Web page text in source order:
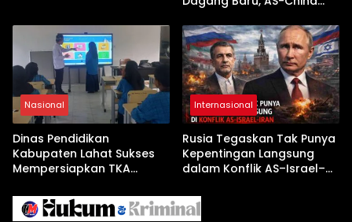
Jelang Kunjungan Beijing
Nasional
Dinas Pendidikan
Kabupaten Lahat Sukses
Mempersiapkan TKA
Pembekalan Latihan Soal
Tanpa Internet
Internasional
Rusia Tegaskan Tak Punya
Kepentingan Langsung
dalam Konflik AS–Israel–